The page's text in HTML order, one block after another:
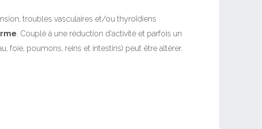
troubles vasculaires et/ou thyroïdiens
. Couplé à une réduction d'activité et parfois un
foie, poumons, reins et intestins) peut être altérer.